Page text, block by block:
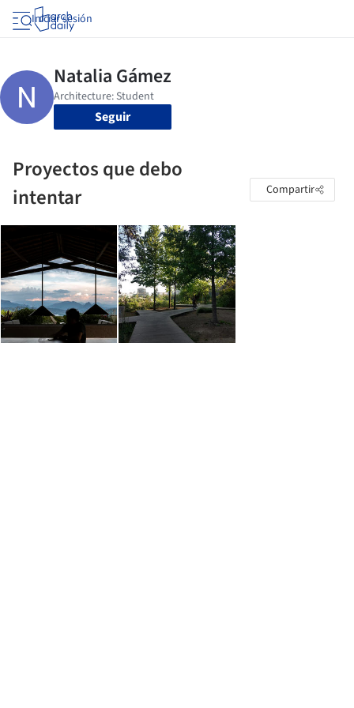
Iniciar sesión
Seguir
Proyectos que debo
intentar
Compartir